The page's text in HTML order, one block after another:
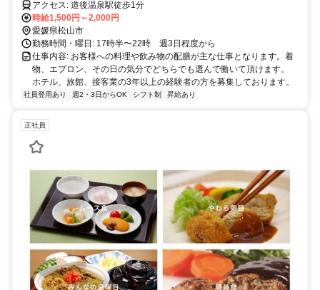
アクセス: 道後温泉駅徒歩1分
時給1,500円～2,000円
愛媛県松山市
勤務時間・曜日: 17時半〜22時 週3日程度から
仕事内容: お客様への料理や飲み物の配膳が主な仕事となります。着
物、エプロン、その日の気分でどちらでも選んで働いて頂けます。
ホテル、旅館、接客業の3年以上の経験者の方を募集しております。
社員登用あり 週2・3日からOK シフト制 昇給あり
正社員